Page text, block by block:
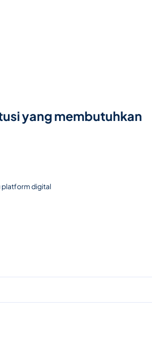
yang membutuhkan
platform digital